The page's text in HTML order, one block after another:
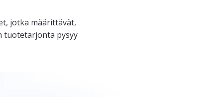
jotka määrittävät,
tuotetarjonta pysyy